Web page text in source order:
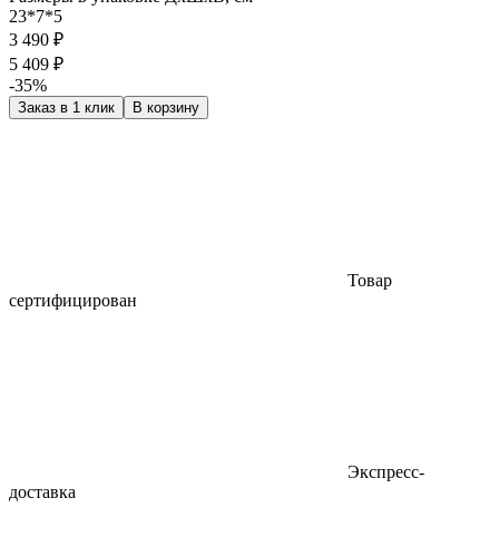
23*7*5
3 490 ₽
5 409 ₽
-35%
Заказ в 1 клик В корзину
Товар
сертифицирован
Экспресс-
доставка